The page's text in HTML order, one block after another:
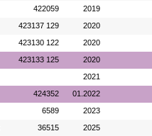
422059 2019
423137 129 2020
423130 122 2020
423133 125 2020
2021
424352 01.2022
6589 2023
36515 2025